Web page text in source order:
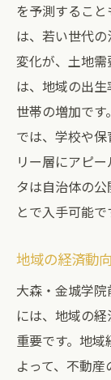
を予測するこ
は、若い世代
変化が、土地
は、地域の出
世帯の増加で
では、学校や
リー層にアピ
タは自治体の
とで入手可能で
地域の経済動
大森・金城学
には、地域の
重要です。地
よって、不動産